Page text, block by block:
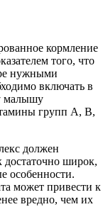
кормление
того, что
нужными
включать в
малышу
групп А, В,
должен
достаточно широк,
особенности.
может привести к
вредно, чем их